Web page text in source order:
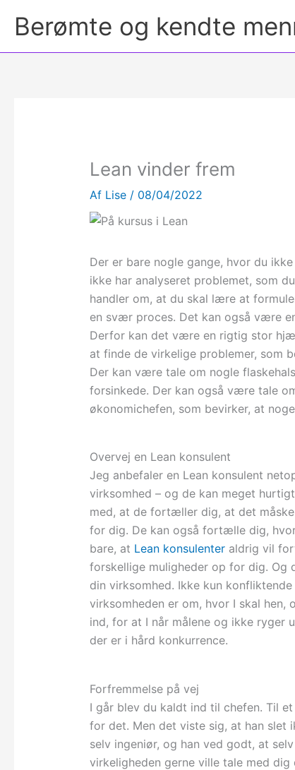
Berømte og kendte
Lean vinder frem
Af Lise / 08/04/2022
Der er bare nogle gange, hvor du
ikke har analyseret problemet, som
handler om, at du skal lære at
en svær proces. Det kan også være
Derfor kan det være en rigtig stor
at finde de virkelige problemer, som
Der kan være tale om nogle
forsinkede. Der kan også være tale
økonomichefen, som bevirker, at
Overvej en Lean konsulent
Jeg anbefaler en Lean konsulent
virksomhed – og de kan meget
med, at de fortæller dig, at det
for dig. De kan også fortælle dig,
bare, at Lean konsulenteraldrig vil
forskellige muligheder op for dig. Og
din virksomhed. Ikke kun
virksomheden er om, hvor I skal
ind, for at I når målene og ikke
der er i hård konkurrence.
Forfremmelse på vej
I går blev du kaldt ind til chefen. Til
for det. Men det viste sig, at han slet
selv ingeniør, og han ved godt, at
virkeligheden gerne ville tale med